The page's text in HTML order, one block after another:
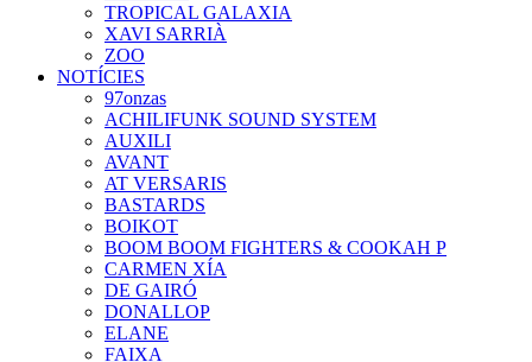
TROPICAL GALAXIA
XAVI SARRIÀ
ZOO
NOTÍCIES
97onzas
ACHILIFUNK SOUND SYSTEM
AUXILI
AVANT
AT VERSARIS
BASTARDS
BOIKOT
BOOM BOOM FIGHTERS & COOKAH P
CARMEN XÍA
DE GAIRÓ
DONALLOP
ELANE
FAIXA